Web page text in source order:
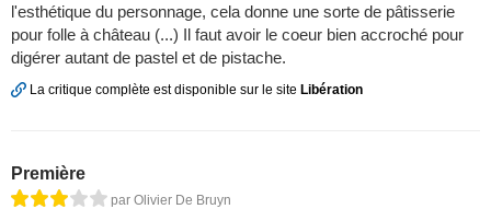
l'esthétique du personnage, cela donne une sorte de pâtisserie
pour folle à château (...) Il faut avoir le coeur bien accroché pour
digérer autant de pastel et de pistache.
La critique complète est disponible sur le site Libération
Première
par Olivier De Bruyn